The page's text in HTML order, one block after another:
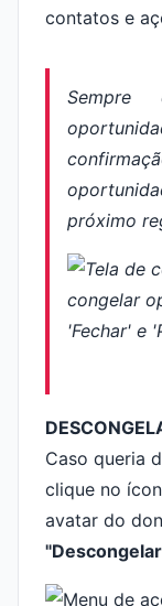
próximo
Caso queria
clique no
avatar do